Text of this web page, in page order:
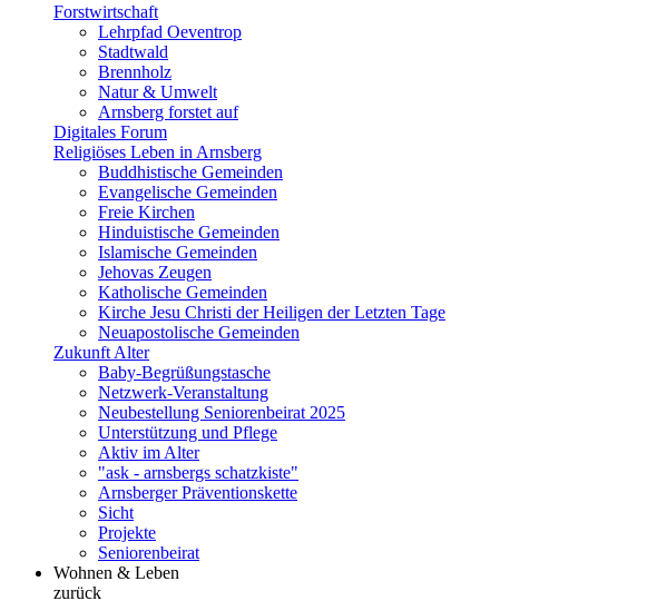
Forstwirtschaft
Lehrpfad Oeventrop
Stadtwald
Brennholz
Natur & Umwelt
Arnsberg forstet auf
Digitales Forum
Religiöses Leben in Arnsberg
Buddhistische Gemeinden
Evangelische Gemeinden
Freie Kirchen
Hinduistische Gemeinden
Islamische Gemeinden
Jehovas Zeugen
Katholische Gemeinden
Kirche Jesu Christi der Heiligen der Letzten Tage
Neuapostolische Gemeinden
Zukunft Alter
Baby-Begrüßungstasche
Netzwerk-Veranstaltung
Neubestellung Seniorenbeirat 2025
Unterstützung und Pflege
Aktiv im Alter
"ask - arnsbergs schatzkiste"
Arnsberger Präventionskette
Sicht
Projekte
Seniorenbeirat
Wohnen & Leben
zurück